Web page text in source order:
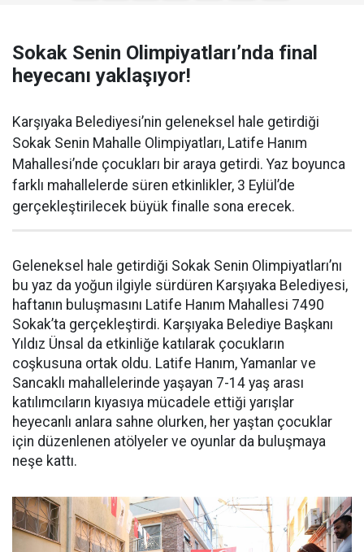
Sokak Senin Olimpiyatları’nda final
heyecanı yaklaşıyor!
Karşıyaka Belediyesi’nin geleneksel hale getirdiği
Sokak Senin Mahalle Olimpiyatları, Latife Hanım
Mahallesi’nde çocukları bir araya getirdi. Yaz boyunca
farklı mahallelerde süren etkinlikler, 3 Eylül’de
gerçekleştirilecek büyük finalle sona erecek.
Geleneksel hale getirdiği Sokak Senin Olimpiyatları’nı
bu yaz da yoğun ilgiyle sürdüren Karşıyaka Belediyesi,
haftanın buluşmasını Latife Hanım Mahallesi 7490
Sokak’ta gerçekleştirdi. Karşıyaka Belediye Başkanı
Yıldız Ünsal da etkinliğe katılarak çocukların
coşkusuna ortak oldu. Latife Hanım, Yamanlar ve
Sancaklı mahallelerinde yaşayan 7-14 yaş arası
katılımcıların kıyasıya mücadele ettiği yarışlar
heyecanlı anlara sahne olurken, her yaştan çocuklar
için düzenlenen atölyeler ve oyunlar da buluşmaya
neşe kattı.